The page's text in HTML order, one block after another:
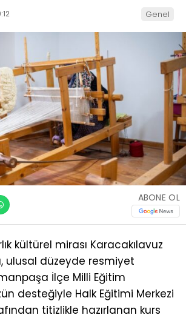
Genel
ABONE OL
kültürel mirası Karacakılavuz
ulusal düzeyde resmiyet
İlçe Milli Eğitim
desteğiyle Halk Eğitimi Merkezi
titizlikle hazırlanan kurs